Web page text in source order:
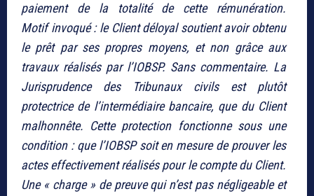
paiement de la totalité de cette rémunération.
Motif invoqué : le Client déloyal soutient avoir obtenu
le prêt par ses propres moyens, et non grâce aux
travaux réalisés par l’IOBSP. Sans commentaire. La
Jurisprudence des Tribunaux civils est plutôt
protectrice de l’intermédiaire bancaire, que du Client
malhonnête. Cette protection fonctionne sous une
condition : que l’IOBSP soit en mesure de prouver les
actes effectivement réalisés pour le compte du Client.
Une « charge » de preuve qui n’est pas négligeable et